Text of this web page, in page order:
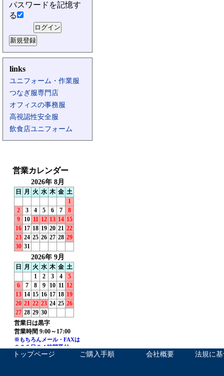
パスワードを記憶す
る
links
ユニフォーム・作業服
つなぎ服専門店
オフィスの事務服
高視認性安全服
飲食店ユニフォーム
トップページ ご購入手順 会社概要 法規に